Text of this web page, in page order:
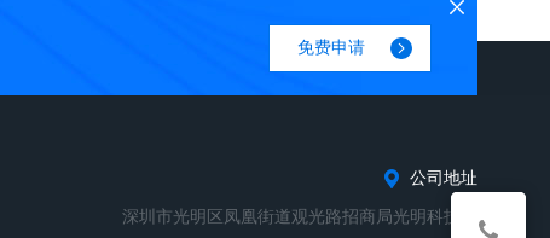
免费申请
公司地址
深圳市光明区凤凰街道观光路招商局光明科技园